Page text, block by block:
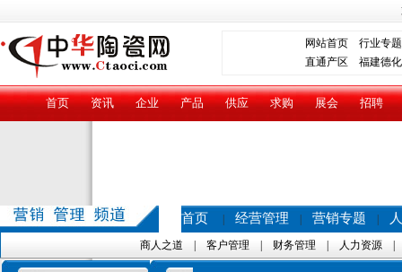
网站首页
行业专题
直通产区 福建德化
首页 资讯 企业 产品 供应 求购 展会 招聘
首页 经营管理 营销专题
商人之道 客户管理 财务管理 人力资源